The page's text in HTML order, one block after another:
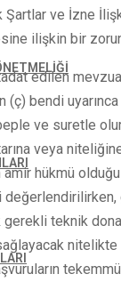
Şartlar ve İzne
ilişkin bir
edilen
(ç) bendi
ve suretle
veya
amir hükmü
teknik